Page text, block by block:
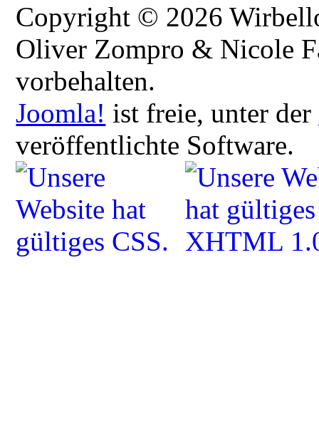
Copyright © 2026
Oliver Zompro & Nicole
vorbehalten.
Joomla! ist freie, unter der
veröffentlichte Software.